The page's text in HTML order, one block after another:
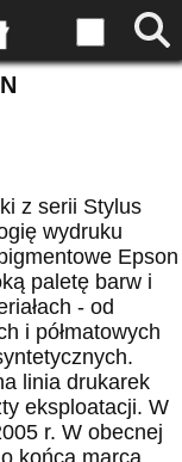
z serii Stylus
wydruku
Epson
paletę barw i
- od
i półmatowych
linia drukarek
eksploatacji. W
r. W obecnej
końca marca